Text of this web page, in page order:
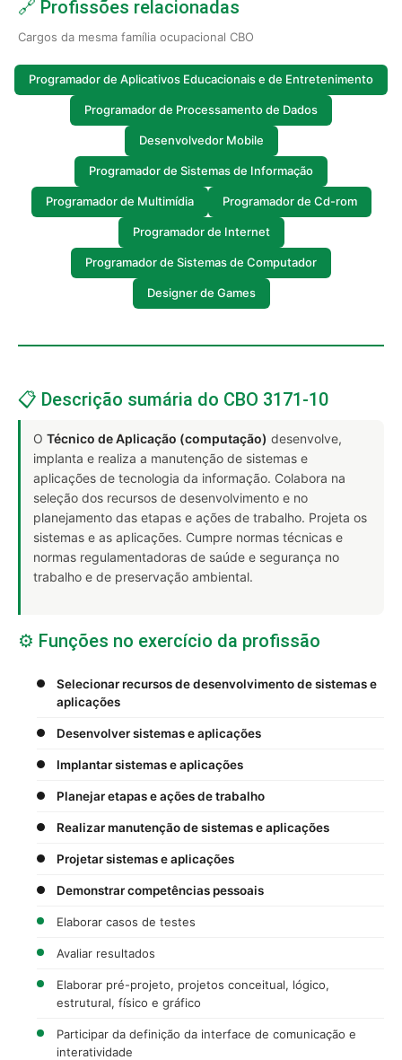
🔗 Profissões relacionadas
Cargos da mesma família ocupacional CBO
Programador de Aplicativos Educacionais e de Entretenimento
Programador de Processamento de Dados
Desenvolvedor Mobile
Programador de Sistemas de Informação
Programador de Multimídia Programador de Cd-rom
Programador de Internet
Programador de Sistemas de Computador
Designer de Games
📋 Descrição sumária do CBO 3171-10
O Técnico de Aplicação (computação) desenvolve,
implanta e realiza a manutenção de sistemas e
aplicações de tecnologia da informação. Colabora na
seleção dos recursos de desenvolvimento e no
planejamento das etapas e ações de trabalho. Projeta os
sistemas e as aplicações. Cumpre normas técnicas e
normas regulamentadoras de saúde e segurança no
trabalho e de preservação ambiental.
⚙️ Funções no exercício da profissão
Selecionar recursos de desenvolvimento de sistemas e
aplicações
Desenvolver sistemas e aplicações
Implantar sistemas e aplicações
Planejar etapas e ações de trabalho
Realizar manutenção de sistemas e aplicações
Projetar sistemas e aplicações
Demonstrar competências pessoais
Elaborar casos de testes
Avaliar resultados
Elaborar pré-projeto, projetos conceitual, lógico,
estrutural, físico e gráfico
Participar da definição da interface de comunicação e
interatividade